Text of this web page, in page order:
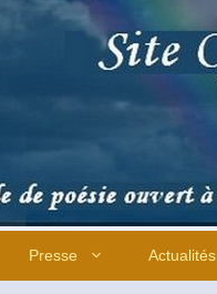
Presse Actualités